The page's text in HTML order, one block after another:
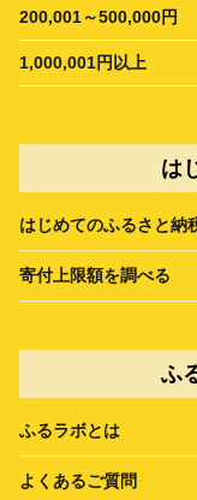
200,001～500,000円
1,000,001円以上
は
はじめてのふるさと納
寄付上限額を調べる
ふ
ふるラボとは
よくあるご質問